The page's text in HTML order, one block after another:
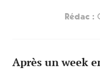
Rédac :
Après un week